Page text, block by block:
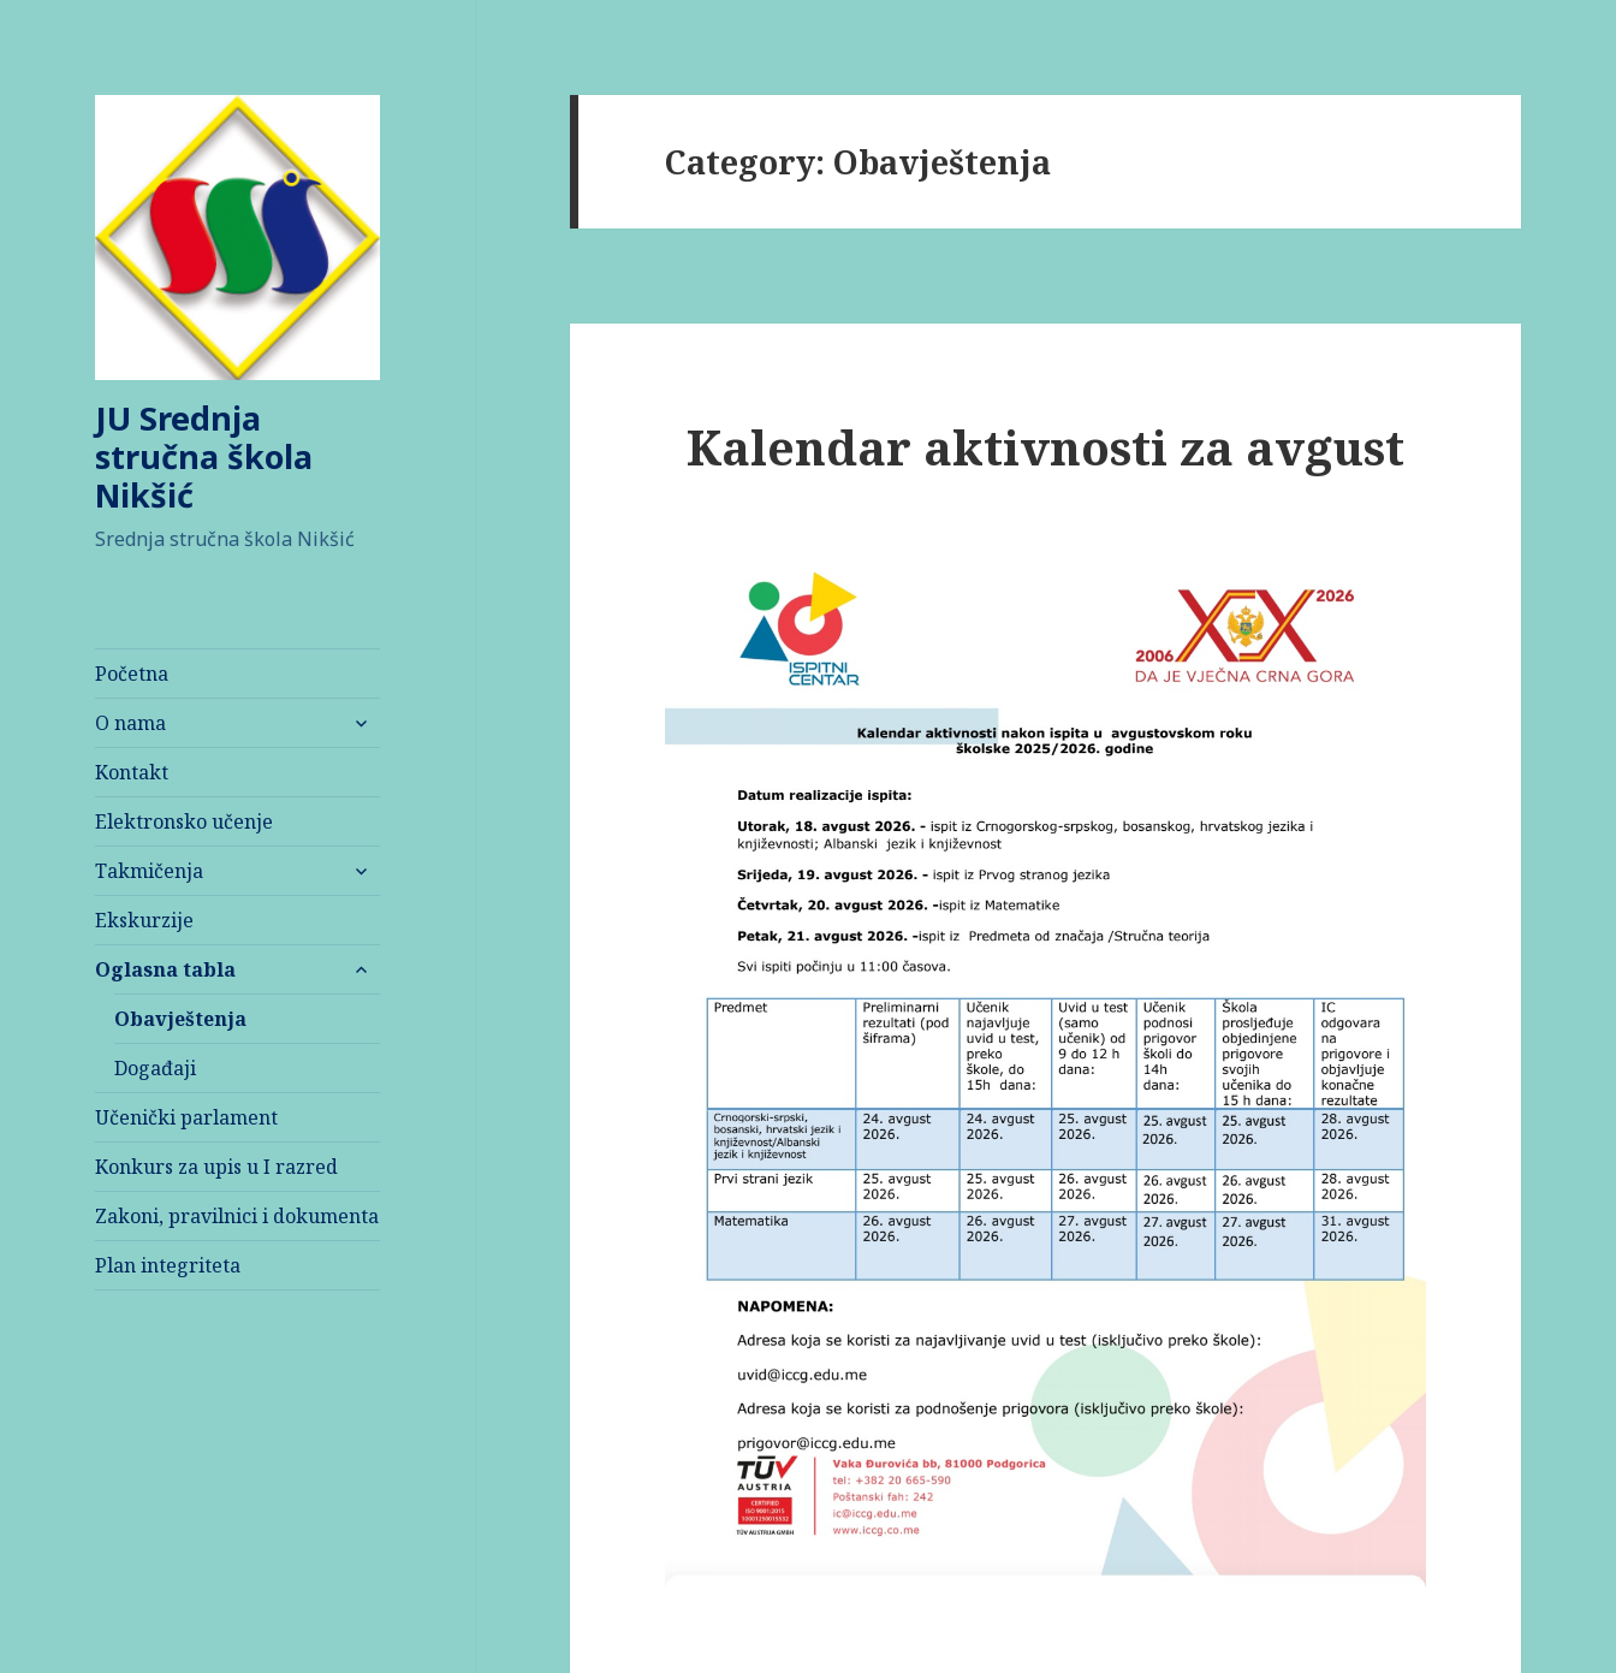
JU Srednja
stručna škola
Nikšić
Srednja stručna škola Nikšić
Početna
O nama
Kontakt
Elektronsko učenje
Takmičenja
Ekskurzije
Oglasna tabla
Obavještenja
Događaji
Učenički parlament
Konkurs za upis u I razred
Zakoni, pravilnici i dokumenta
Plan integriteta
Category: Obavještenja
Kalendar aktivnosti za avgust